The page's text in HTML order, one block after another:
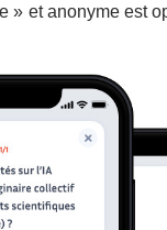
et anonyme est